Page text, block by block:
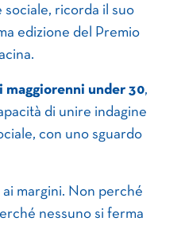
sociale, ricorda il suo
edizione del Premio
maggiorenni under 30,
di unire indagine
con uno sguardo
margini. Non perché
nessuno si ferma